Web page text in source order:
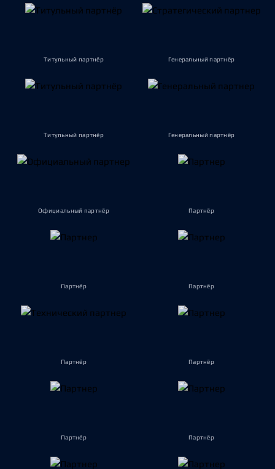
Титульный партнёр Генеральный партнёр
Титульный партнёр Генеральный партнёр
Официальный партнёр Партнёр
Партнёр Партнёр
Партнёр Партнёр
Партнёр Партнёр